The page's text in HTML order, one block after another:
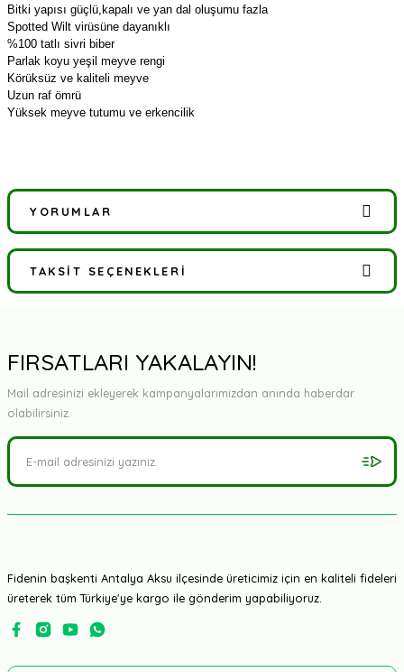
Bitki yapısı güçlü,kapalı ve yan dal oluşumu fazla
Spotted Wilt virüsüne dayanıklı
%100 tatlı sivri biber
Parlak koyu yeşil meyve rengi
Körüksüz ve kaliteli meyve
Uzun raf ömrü
Yüksek meyve tutumu ve erkencilik
YORUMLAR
Bu ürüne ilk yorumu siz yapın!
TAKSIT SEÇENEKLERI
FIRSATLARI YAKALAYIN!
Mail adresinizi ekleyerek kampanyalarımızdan anında haberdar
olabilirsiniz.
Fidenin başkenti Antalya Aksu ilçesinde üreticimiz için en kaliteli fideleri
üreterek tüm Türkiye'ye kargo ile gönderim yapabiliyoruz.